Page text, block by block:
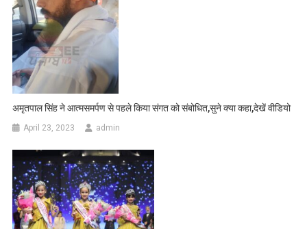
अमृतपाल सिंह ने आत्मसमर्पण से पहले किया संगत को संबोधित,सुने क्या कहा,देखें वीडियो
April 23, 2023 admin